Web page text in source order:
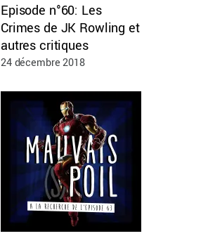
Episode n°60: Les
Crimes de JK Rowling et
autres critiques
24 décembre 2018